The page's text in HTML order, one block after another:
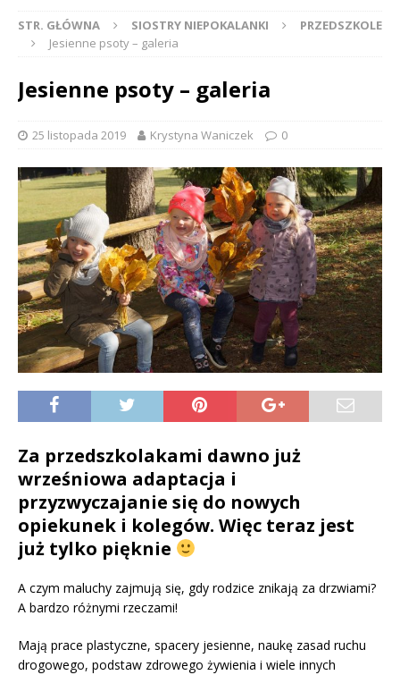
STR. GŁÓWNA SIOSTRY NIEPOKALANKI
PRZEDSZKOLE
Jesienne psoty – galeria
Jesienne psoty – galeria
25 listopada 2019 Krystyna Waniczek 0
Za przedszkolakami dawno już
wrześniowa adaptacja i
przyzwyczajanie się do nowych
opiekunek i kolegów. Więc teraz jest
już tylko pięknie
A czym maluchy zajmują się, gdy rodzice znikają za drzwiami?
A bardzo różnymi rzeczami!
Mają prace plastyczne, spacery jesienne, naukę zasad ruchu
drogowego, podstaw zdrowego żywienia i wiele innych